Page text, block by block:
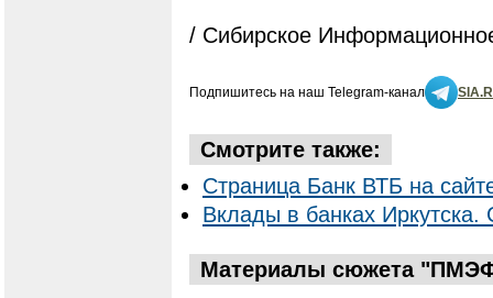
/ Сибирское
Подпишитесь на наш Telegram-канал
Смотрите также:
Страница Банк ВТБ на
Вклады в банках Иркутска.
Материалы сюжета